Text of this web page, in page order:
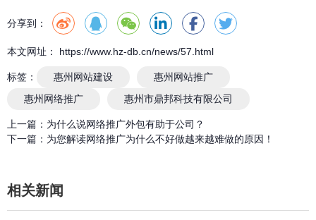
分享到：
本文网址： https://www.hz-db.cn/news/57.html
标签： 惠州网站建设
惠州网站推广
惠州网络推广
惠州市鼎邦科技有限公司
上一篇： 为什么说网络推广外包有助于公司？
下一篇： 为您解读网络推广为什么不好做越来越难做的原因！
相关新闻